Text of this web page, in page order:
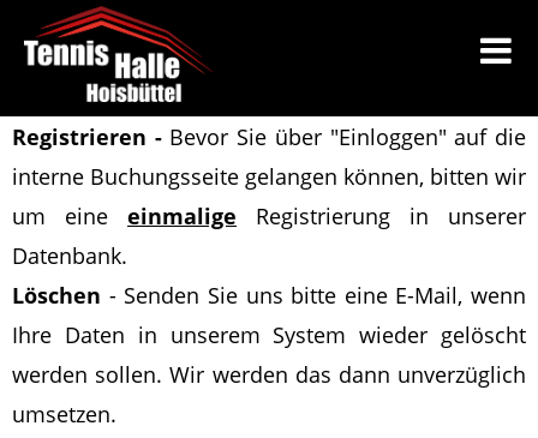
Registrieren - Bevor Sie über "Einloggen" auf die
interne Buchungsseite gelangen können, bitten wir
um eine einmalige Registrierung in unserer
Datenbank.
Löschen - Senden Sie uns bitte eine E-Mail, wenn
Ihre Daten in unserem System wieder gelöscht
werden sollen. Wir werden das dann unverzüglich
umsetzen.